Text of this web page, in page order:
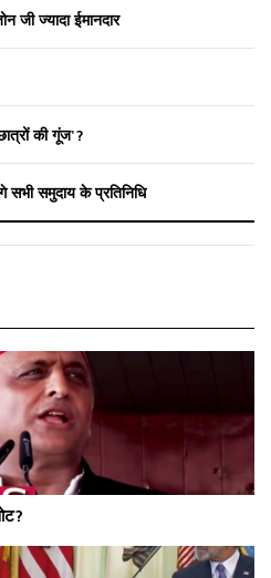
ज्यादा ईमानदार
की गूंज'?
सभी समुदाय के प्रतिनिधि